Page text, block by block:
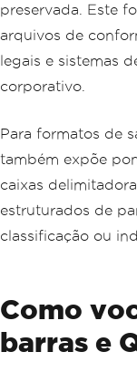
preservada. Este
arquivos de
legais e sistemas
corporativo.
Para formatos de
também expõe
caixas
estruturados de
classificação ou
Como
barras e